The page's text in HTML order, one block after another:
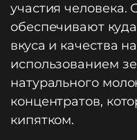
участия человека.
обеспечивают
вкуса и качества
использованием
натурального
концентратов,
кипятком.